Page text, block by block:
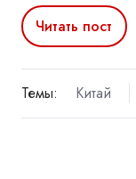
Читать пост
Темы: Китай